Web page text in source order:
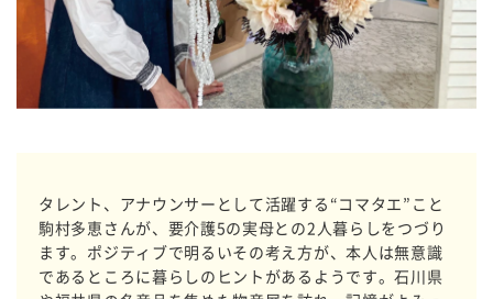
タレント、アナウンサーとして活躍する“コマタエ”こと
駒村多恵さんが、要介護5の実母との2人暮らしをつづり
ます。ポジティブで明るいその考え方が、本人は無意識
であるところに暮らしのヒントがあるようです。石川県